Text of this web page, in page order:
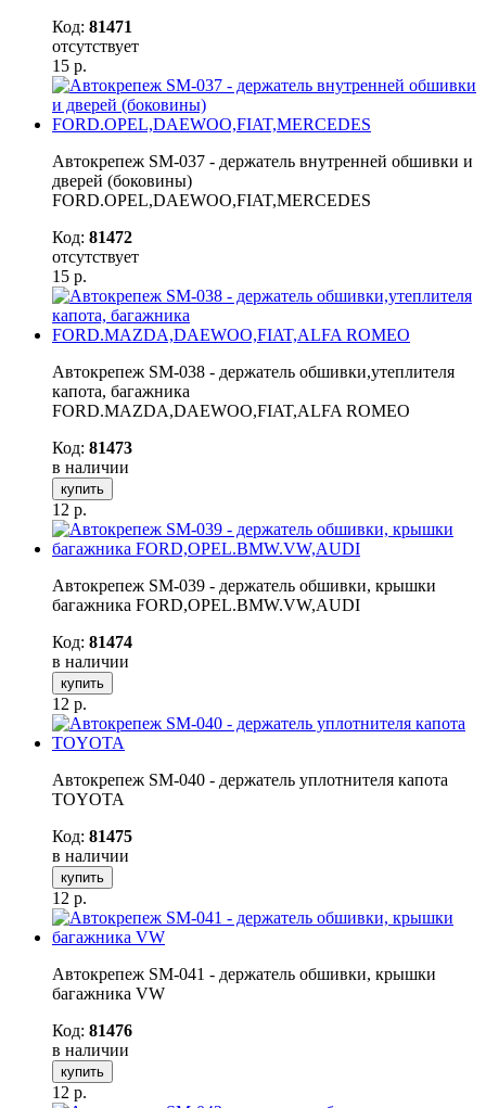
Код: 81471
отсутствует
15 р.
Автокрепеж SM-037 - держатель внутренней обшивки и
дверей (боковины)
FORD.OPEL,DAEWOO,FIAT,MERCEDES
Код: 81472
отсутствует
15 р.
Автокрепеж SM-038 - держатель обшивки,утеплителя
капота, багажника
FORD.MAZDA,DAEWOO,FIAT,ALFA ROMEO
Код: 81473
в наличии
купить
12 р.
Автокрепеж SM-039 - держатель обшивки, крышки
багажника FORD,OPEL.BMW.VW,AUDI
Код: 81474
в наличии
купить
12 р.
Автокрепеж SM-040 - держатель уплотнителя капота
TOYOTA
Код: 81475
в наличии
купить
12 р.
Автокрепеж SM-041 - держатель обшивки, крышки
багажника VW
Код: 81476
в наличии
купить
12 р.